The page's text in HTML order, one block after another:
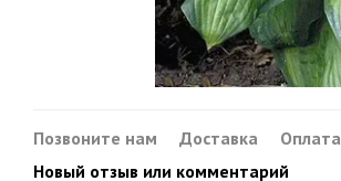
Позвоните нам Доставка Оплата
Новый отзыв или комментарий